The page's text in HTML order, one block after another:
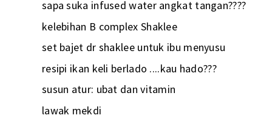
sapa suka infused water angkat tangan????
kelebihan B complex Shaklee
set bajet dr shaklee untuk ibu menyusu
resipi ikan keli berlado ....kau hado???
susun atur: ubat dan vitamin
lawak mekdi